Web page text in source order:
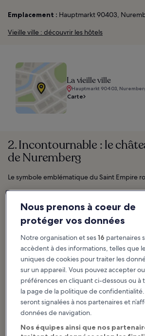
Emplacement : Hauptmarkt 90403,
Vieille ville : découvrir les hôtels
La vieille ville
Hauptmarkt 90403,
Carte
2. Incontournable : le
de Nuremberg
Le symbole emblématique du Saint Empire
Nous prenons à coeur de
protéger vos données
Notre organisation et ses16 partenaires
accèdent à des informations, telles que
uniques de cookies pour traiter les
sur un appareil. Vous pouvez accepter
préférences en cliquant ci-dessous ou à
la page de la politique de
seront signalées à nos partenaires et
données de navigation.
Nos équipes ainsi que nos